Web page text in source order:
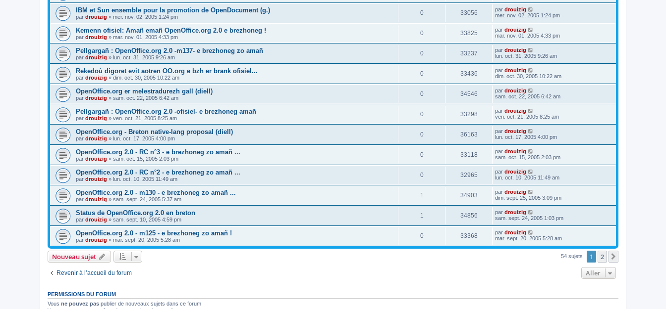
IBM et Sun ensemble pour la promotion de OpenDocument (g.)
par drouizig » mer. nov. 02, 2005 1:24 pm
0 33056 par drouizig
mer. nov. 02, 2005 1:24 pm
Kemenn ofisiel: Amañ emañ OpenOffice.org 2.0 e brezhoneg !
par drouizig » mar. nov. 01, 2005 4:33 pm
0 33825 par drouizig
mar. nov. 01, 2005 4:33 pm
Pellgargañ : OpenOffice.org 2.0 -m137- e brezhoneg zo amañ
par drouizig » lun. oct. 31, 2005 9:26 am
0 33237 par drouizig
lun. oct. 31, 2005 9:26 am
Rekedoù digoret evit aotren OO.org e bzh er brank ofisiel...
par drouizig » dim. oct. 30, 2005 10:22 am
0 33436 par drouizig
dim. oct. 30, 2005 10:22 am
OpenOffice.org er melestradurezh gall (diell)
par drouizig » sam. oct. 22, 2005 6:42 am
0 34546 par drouizig
sam. oct. 22, 2005 6:42 am
Pellgargañ : OpenOffice.org 2.0 -ofisiel- e brezhoneg amañ
par drouizig » ven. oct. 21, 2005 8:25 am
0 33298 par drouizig
ven. oct. 21, 2005 8:25 am
OpenOffice.org - Breton native-lang proposal (diell)
par drouizig » lun. oct. 17, 2005 4:00 pm
0 36163 par drouizig
lun. oct. 17, 2005 4:00 pm
OpenOffice.org 2.0 - RC n°3 - e brezhoneg zo amañ ...
par drouizig » sam. oct. 15, 2005 2:03 pm
0 33118 par drouizig
sam. oct. 15, 2005 2:03 pm
OpenOffice.org 2.0 - RC n°2 - e brezhoneg zo amañ ...
par drouizig » lun. oct. 10, 2005 11:49 am
0 32965 par drouizig
lun. oct. 10, 2005 11:49 am
OpenOffice.org 2.0 - m130 - e brezhoneg zo amañ ...
par drouizig » sam. sept. 24, 2005 5:37 am
1 34903 par drouizig
dim. sept. 25, 2005 3:09 pm
Status de OpenOffice.org 2.0 en breton
par drouizig » sam. sept. 10, 2005 4:59 pm
1 34856 par drouizig
sam. sept. 24, 2005 1:03 pm
OpenOffice.org 2.0 - m125 - e brezhoneg zo amañ !
par drouizig » mar. sept. 20, 2005 5:28 am
0 33368 par drouizig
mar. sept. 20, 2005 5:28 am
Nouveau sujet 54 sujets 1 2
Revenir à l’accueil du forum Aller
PERMISSIONS DU FORUM
Vous ne pouvez pas publier de nouveaux sujets dans ce forum